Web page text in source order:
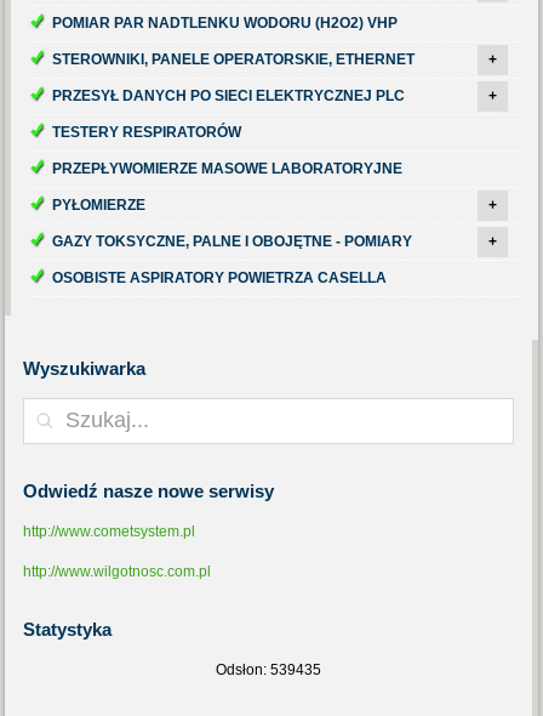
POMIAR PAR NADTLENKU WODORU (H2O2) VHP
STEROWNIKI, PANELE OPERATORSKIE, ETHERNET +
PRZESYŁ DANYCH PO SIECI ELEKTRYCZNEJ PLC +
TESTERY RESPIRATORÓW
PRZEPŁYWOMIERZE MASOWE LABORATORYJNE
PYŁOMIERZE +
GAZY TOKSYCZNE, PALNE I OBOJĘTNE - POMIARY +
OSOBISTE ASPIRATORY POWIETRZA CASELLA
Wyszukiwarka
Odwiedź nasze nowe serwisy
http://www.cometsystem.pl
http://www.wilgotnosc.com.pl
Statystyka
Odsłon: 539435